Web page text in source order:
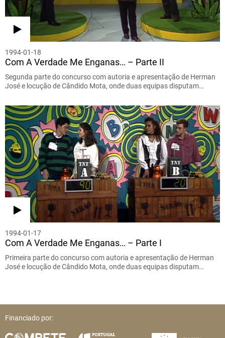
1994-01-18
Com A Verdade Me Enganas… – Parte II
Segunda parte do concurso com autoria e apresentação de Herman
José e locução de Cândido Mota, onde duas equipas disputam…
1994-01-17
Com A Verdade Me Enganas… – Parte I
Primeira parte do concurso com autoria e apresentação de Herman
José e locução de Cândido Mota, onde duas equipas disputam…
Financiado por: